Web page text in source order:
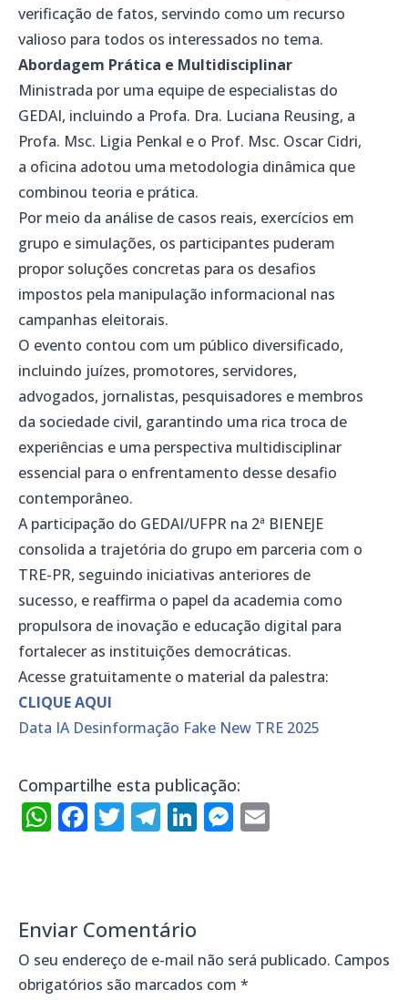
verificação de fatos, servindo como um recurso
valioso para todos os interessados no tema.
Abordagem Prática e Multidisciplinar
Ministrada por uma equipe de especialistas do
GEDAI, incluindo a Profa. Dra. Luciana Reusing, a
Profa. Msc. Ligia Penkal e o Prof. Msc. Oscar Cidri,
a oficina adotou uma metodologia dinâmica que
combinou teoria e prática.
Por meio da análise de casos reais, exercícios em
grupo e simulações, os participantes puderam
propor soluções concretas para os desafios
impostos pela manipulação informacional nas
campanhas eleitorais.
O evento contou com um público diversificado,
incluindo juízes, promotores, servidores,
advogados, jornalistas, pesquisadores e membros
da sociedade civil, garantindo uma rica troca de
experiências e uma perspectiva multidisciplinar
essencial para o enfrentamento desse desafio
contemporâneo.
A participação do GEDAI/UFPR na 2ª BIENEJE
consolida a trajetória do grupo em parceria com o
TRE-PR, seguindo iniciativas anteriores de
sucesso, e reaffirma o papel da academia como
propulsora de inovação e educação digital para
fortalecer as instituições democráticas.
Acesse gratuitamente o material da palestra:
CLIQUE AQUI
Data IA Desinformação Fake New TRE 2025
Compartilhe esta publicação:
WhatsApp
Facebook
Twitter
Telegram
LinkedIn
Messenger
Enviar Comentário
O seu endereço de e-mail não será publicado. Campos
obrigatórios são marcados com *